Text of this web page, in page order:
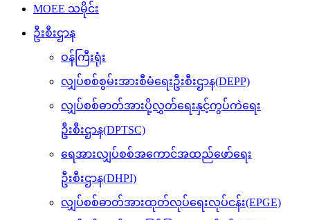
MOEE သမိုင်း
ဦးစီးဌာန
ဝန်ကြီးရုံး
လျှပ်စစ်စွမ်းအားစီမံရေးဦးစီးဌာန(DEPP)
လျှပ်စစ်ဓာတ်အားပို့လွှတ်ရေးနှင့်ကွပ်ကဲရေး
ဦးစီးဌာန(DPTSC)
ရေအားလျှပ်စစ်အကောင်အထည်ဖော်ရေး
ဦးစီးဌာန(DHPI)
လျှပ်စစ်ဓာတ်အားထုတ်လုပ်ရေးလုပ်ငန်း(EPGE)